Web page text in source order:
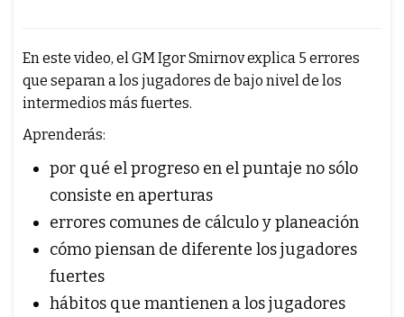
En este video, el GM Igor Smirnov explica 5 errores
que separan a los jugadores de bajo nivel de los
intermedios más fuertes.
Aprenderás:
por qué el progreso en el puntaje no sólo
consiste en aperturas
errores comunes de cálculo y planeación
cómo piensan de diferente los jugadores
fuertes
hábitos que mantienen a los jugadores